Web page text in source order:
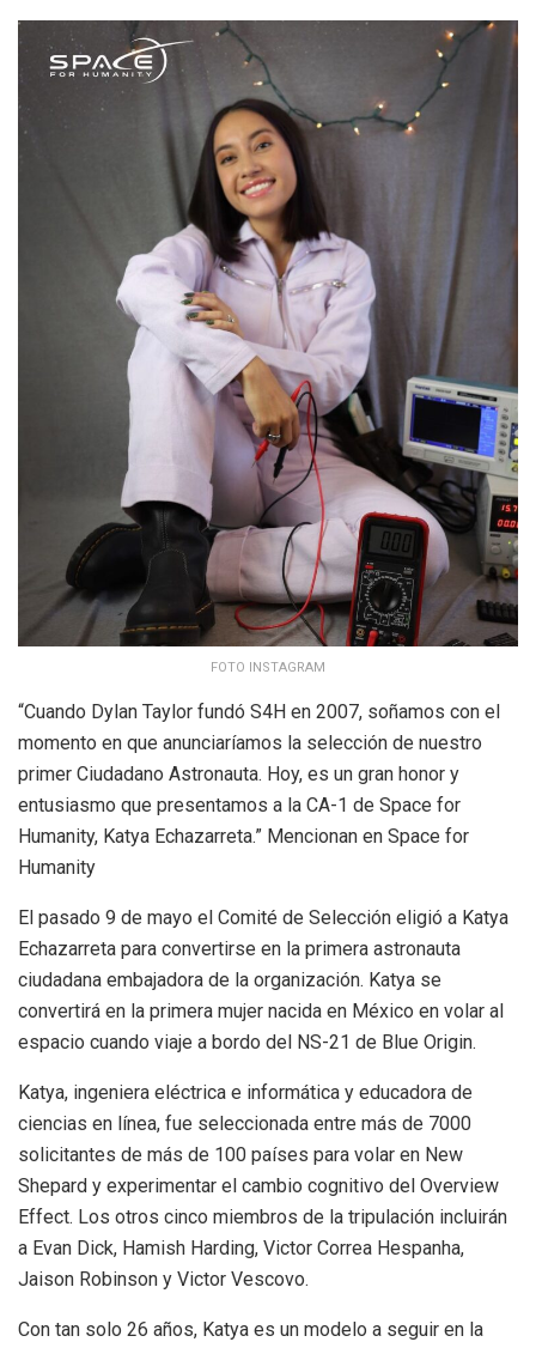
FOTO INSTAGRAM
“Cuando Dylan Taylor fundó S4H en 2007, soñamos con el
momento en que anunciaríamos la selección de nuestro
primer Ciudadano Astronauta. Hoy, es un gran honor y
entusiasmo que presentamos a la CA-1 de Space for
Humanity, Katya Echazarreta.” Mencionan en Space for
Humanity
El pasado 9 de mayo el Comité de Selección eligió a Katya
Echazarreta para convertirse en la primera astronauta
ciudadana embajadora de la organización. Katya se
convertirá en la primera mujer nacida en México en volar al
espacio cuando viaje a bordo del NS-21 de Blue Origin.
Katya, ingeniera eléctrica e informática y educadora de
ciencias en línea, fue seleccionada entre más de 7000
solicitantes de más de 100 países para volar en New
Shepard y experimentar el cambio cognitivo del Overview
Effect. Los otros cinco miembros de la tripulación incluirán
a Evan Dick, Hamish Harding, Victor Correa Hespanha,
Jaison Robinson y Victor Vescovo.
Con tan solo 26 años, Katya es un modelo a seguir en la